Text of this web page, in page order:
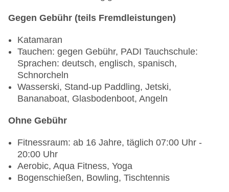
Nachmittag: gegen Gebühr, bei All Inclusive
Galadinner: Fr. 18:30 Uhr - 21:00 Uhr, Buffet
Restaurant „buffet restaurant“: ab 16 Jahre,
Küche: asiatisch, chinesisch, international,
italienisch, japanisch, landestypisch, mediterran,
mexikanisch, orientalisch, regional, spanisch,
Diätküche: ohne Gebühr, bei All Inclusive
glutenfreie Gerichte: ohne Gebühr, bei All
Inclusive inklusive, Anfrage & Reservierung nicht
notwendig, lactosefreie Gerichte: Anfrage &
Reservierung notwendig, leichte Gerichte: ohne
Gegen Gebühr (teils Fremdleistungen)
Katamaran
Tauchen: gegen Gebühr, PADI Tauchschule:
Sprachen: deutsch, englisch, spanisch,
Schnorcheln
Wasserski, Stand-up Paddling, Jetski,
Bananaboat, Glasbodenboot, Angeln
Ohne Gebühr
Fitnessraum: ab 16 Jahre, täglich 07:00 Uhr -
20:00 Uhr
Aerobic, Aqua Fitness, Yoga
Bogenschießen, Bowling, Tischtennis